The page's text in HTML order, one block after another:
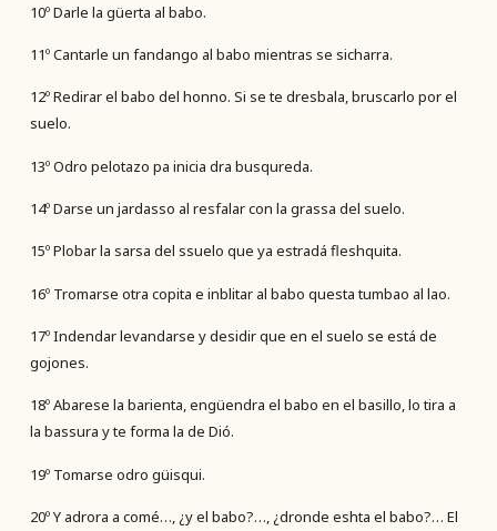
10º Darle la güerta al babo.
11º Cantarle un fandango al babo mientras se sicharra.
12º Redirar el babo del honno. Si se te dresbala, bruscarlo por el
suelo.
13º Odro pelotazo pa inicia dra busqureda.
14º Darse un jardasso al resfalar con la grassa del suelo.
15º Plobar la sarsa del ssuelo que ya estradá fleshquita.
16º Tromarse otra copita e inblitar al babo questa tumbao al lao.
17º Indendar levandarse y desidir que en el suelo se está de
gojones.
18º Abarese la barienta, engüendra el babo en el basillo, lo tira a
la bassura y te forma la de Dió.
19º Tomarse odro güisqui.
20º Y adrora a comé…, ¿y el babo?…, ¿dronde eshta el babo?… El